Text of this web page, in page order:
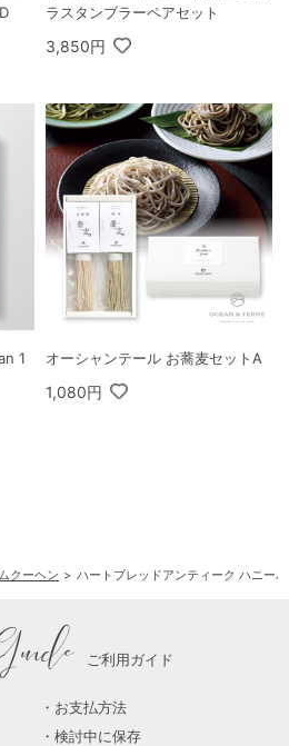
ラスタンブラーペアセット
3,850円
1
オーシャンテール お蕎麦セットA
1,080円
クーヘン ハートブレッドアンティーク ハニー
ご利用ガイド
お支払方法
検討中に保存